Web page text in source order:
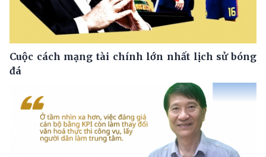
Cuộc cách mạng tài chính lớn nhất lịch sử bóng
đá